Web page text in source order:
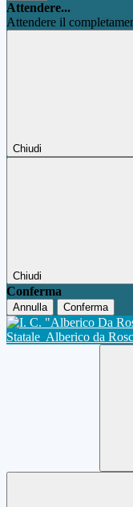
Attendere...
Attendere il
Chiudi
Chiudi
Conferma
Annulla Conferma
Statale Alberico da